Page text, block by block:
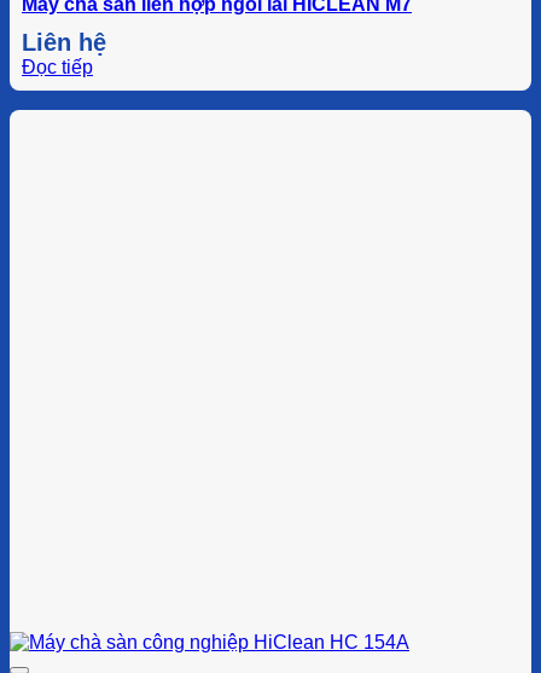
Máy chà sàn liên hợp ngồi lái HICLEAN M7
Liên hệ
Đọc tiếp